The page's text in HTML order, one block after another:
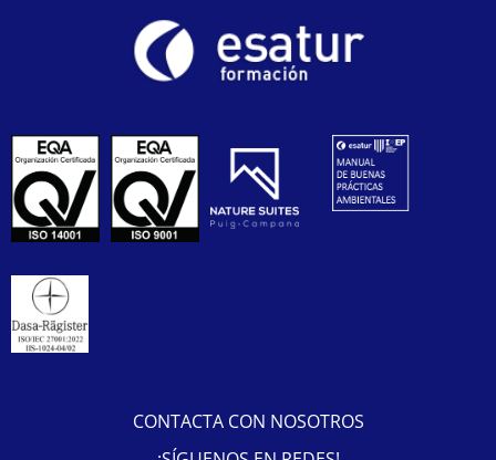
CONTACTA CON NOSOTROS